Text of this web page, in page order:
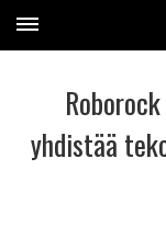
yhdistää